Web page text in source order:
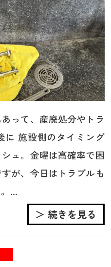
って、産廃処分やトラ
に 施設側のタイミング
ュ。金曜は高確率で困
が、今日はトラブルも
...
＞ 続きを見る